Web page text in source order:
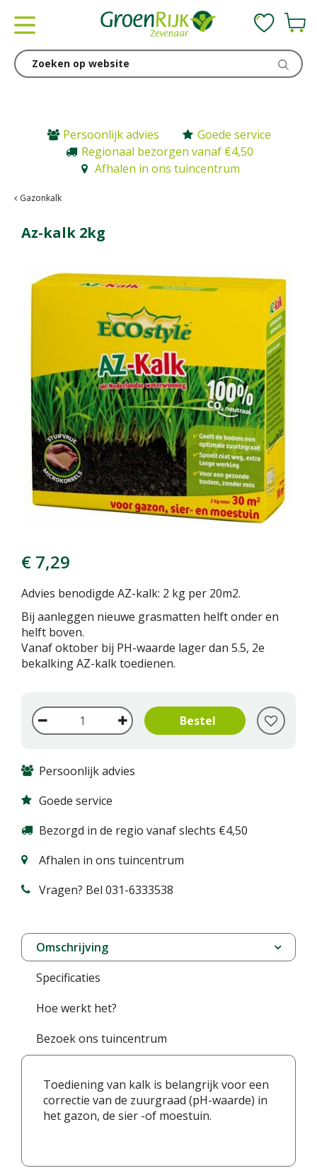
Persoonlijk advies
Goede service
Regionaal bezorgen vanaf €4,50
Afhalen in ons tuincentrum
Gazonkalk
Az-kalk 2kg
€ 7,29
Advies benodigde AZ-kalk: 2 kg per 20m2.
Bij aanleggen nieuwe grasmatten helft onder en
helft boven.
Vanaf oktober bij PH-waarde lager dan 5.5, 2e
bekalking AZ-kalk toedienen.
Persoonlijk advies
Goede service
Bezorgd in de regio vanaf slechts €4,50
Afhalen in ons tuincentrum
Vragen? Bel 031-6333538
Omschrijving
Specificaties
Hoe werkt het?
Bezoek ons tuincentrum
Toediening van kalk is belangrijk voor een
correctie van de zuurgraad (pH-waarde) in
het gazon, de sier -of moestuin.